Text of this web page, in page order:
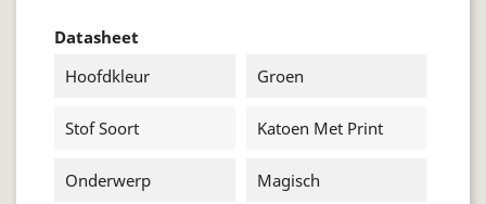
Datasheet
Hoofdkleur
Groen
Stof Soort Katoen Met Print
Onderwerp Magisch